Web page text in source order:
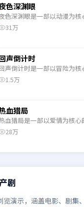
色深渊眼
色深渊眼是一部以动漫为
机、反转与人物成长展开，
31万
声倒计时
声倒计时是一部以冒险为
机、反转与人物成长展开，
1.5万
血猎局
血猎局是一部以爱情为核
、反转与人物成长展开，整
28万
剧
览演示，涵盖电影、剧集